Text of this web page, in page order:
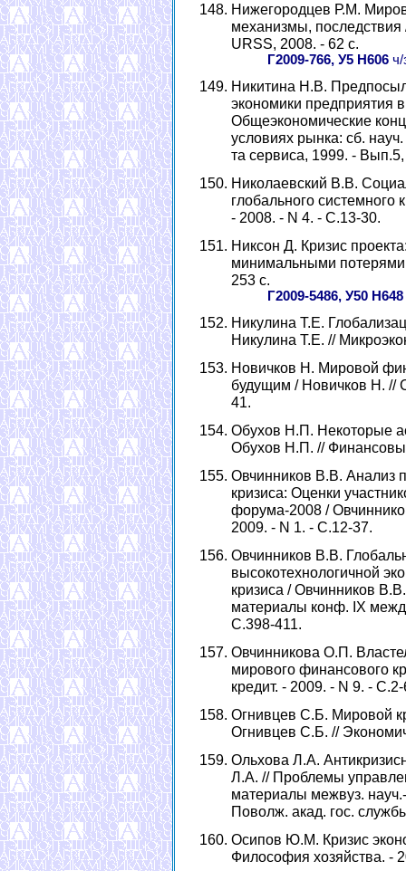
Нижегородцев Р.М.
механизмы,
URSS, 2008. - 62 с.
Г2009-766, У5 Н606ч/
Никитина Н.В.
экономики предприятия
Общеэкономические
условиях рынка: сб.
та сервиса, 1999. -
Николаевский В.В.
глобального
- 2008. - N 4. - С.13-30.
Никсон Д. Кризис
минимальными
253 с.
Г2009-5486, У50 Н648
Никулина Т.Е.
Никулина Т.Е. //
Новичков Н. Мировой
будущим / Новичков Н. //
41.
Обухов Н.П. Некоторые
Обухов Н.П. //
Овчинников В.В. Анализ
кризиса: Оценки
форума-2008 /
2009. - N 1. - С.12-37.
Овчинников В.В.
высокотехнологичной
кризиса / Овчинников
материалы конф. IХ
С.398-411.
Овчинникова О.П.
мирового финансового
кредит. - 2009. - N 9. - С.2-
Огнивцев С.Б. Мировой
Огнивцев С.Б. //
Ольхова Л.А.
Л.А. // Проблемы
материалы межвуз.
Поволж. акад. гос.
Осипов Ю.М. Кризис
Философия хозяйства. -